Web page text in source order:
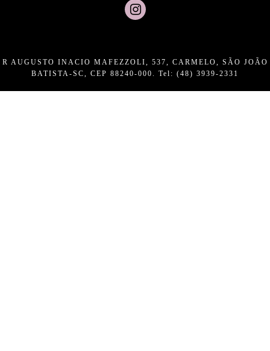
R AUGUSTO INACIO MAFEZZOLI, 537, CARMELO, SÃO JOÃO
BATISTA-SC, CEP 88240-000. Tel: (48) 3939-2331